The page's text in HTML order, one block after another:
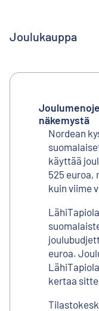
Joulukauppa
näkemystä
Nordean
käyttää
525 euroa,
kuin viime
euroa.
kertaa